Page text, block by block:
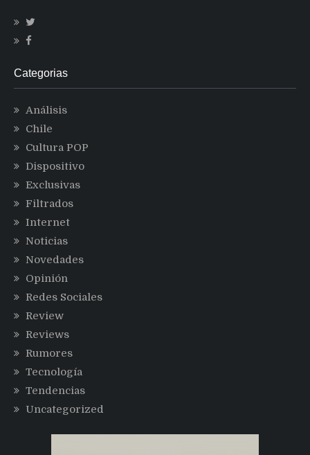
Categorias
Análisis
Chile
Cultura POP
Dispositivo
Exclusivas
Filtrados
Internet
Noticias
Novedades
Opinión
Redes Sociales
Review
Reviews
Rumores
Tecnología
Tendencias
Uncategorized